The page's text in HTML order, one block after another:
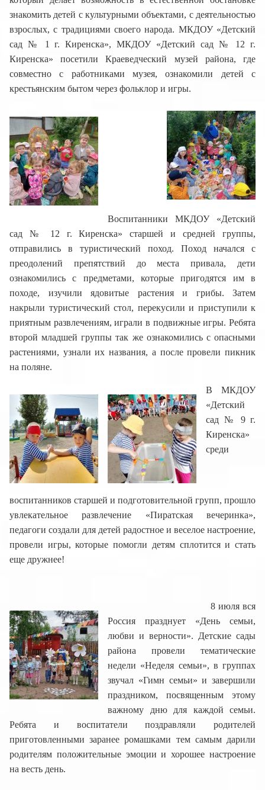
знакомить детей с культурными объектами, с деятельностью
взрослых, с традициями своего народа. МКДОУ «Детский
сад № 1 г. Киренска», МКДОУ «Детский сад № 12 г.
Киренска» посетили Краеведческий музей района, где
совместно с работниками музея, ознакомили детей с
крестьянским бытом через фольклор и игры.
Воспитанники МКДОУ «Детский
сад № 12 г. Киренска» старшей и средней группы,
отправились в туристический поход. Поход начался с
преодолений препятствий до места привала, дети
ознакомились с предметами, которые пригодятся им в
походе, изучили ядовитые растения и грибы. Затем
накрыли туристический стол, перекусили и приступили к
приятным развлечениям, играли в подвижные игры. Ребята
второй младшей группы так же ознакомились с опасными
растениями, узнали их названия, а после провели пикник
на поляне.
В МКДОУ
«Детский
сад № 9 г.
Киренска»
среди
воспитанников старшей и подготовительной групп, прошло
увлекательное развлечение «Пиратская вечеринка»,
педагоги создали для детей радостное и веселое настроение,
провели игры, которые помогли детям сплотится и стать
еще дружнее!
8 июля вся
Россия празднует «День семьи,
любви и верности». Детские сады
района провели тематические
недели «Неделя семьи», в группах
звучал «Гимн семьи» и завершили
праздником, посвященным этому
важному дню для каждой семьи.
Ребята и воспитатели поздравляли родителей
приготовленными заранее ромашками тем самым дарили
родителям положительные эмоции и хорошее настроение
на весть день.